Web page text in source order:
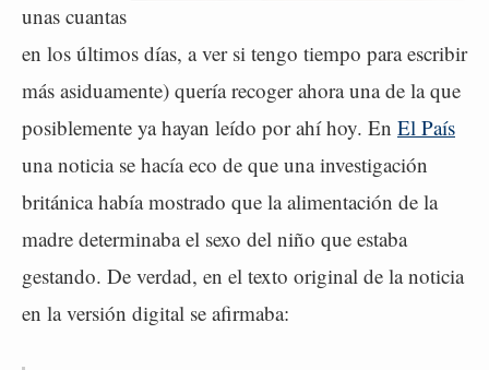
unas cuantas
en los últimos días, a ver si tengo tiempo para escribir
más asiduamente) quería recoger ahora una de la que
posiblemente ya hayan leído por ahí hoy. En El País
una noticia se hacía eco de que una investigación
británica había mostrado que la alimentación de la
madre determinaba el sexo del niño que estaba
gestando. De verdad, en el texto original de la noticia
en la versión digital se afirmaba: